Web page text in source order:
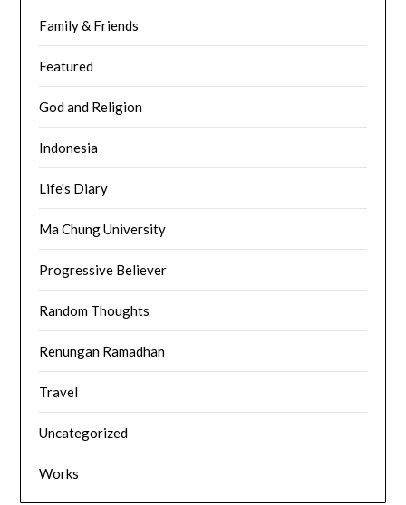
Family & Friends
Featured
God and Religion
Indonesia
Life's Diary
Ma Chung University
Progressive Believer
Random Thoughts
Renungan Ramadhan
Travel
Uncategorized
Works